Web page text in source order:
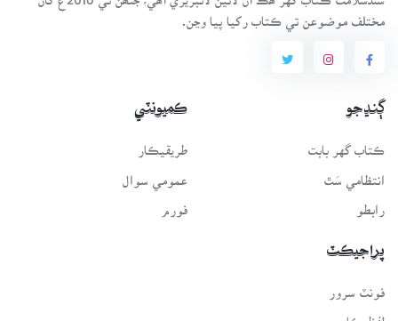
مختلف موضوعن تي ڪتاب رکيا پيا وڃن.
ڳنڍجو
ڪتاب گهر بابت
انتظامي سَٿ
رابطو
ڪميونٽي
طريقيڪار
عمومي سوال
فورم
پراجيڪٽ
لفظيڪار